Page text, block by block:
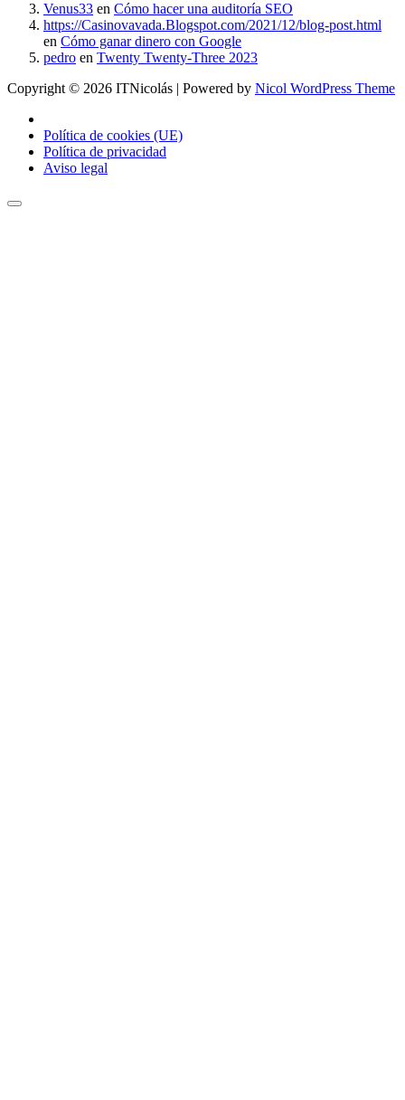
Venus33 en Cómo hacer una auditoría SEO
https://Casinovavada.Blogspot.com/2021/12/blog-post.html
en Cómo ganar dinero con Google
pedro en Twenty Twenty-Three 2023
Copyright © 2026 ITNicolás | Powered by Nicol WordPress Theme
Política de cookies (UE)
Política de privacidad
Aviso legal